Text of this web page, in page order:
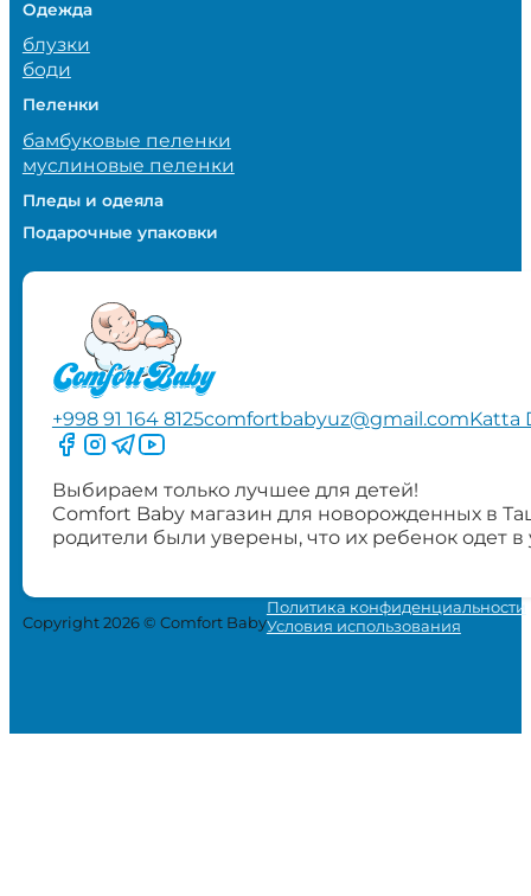
Одежда
блузки
боди
Пеленки
бамбуковые пеленки
муслиновые пеленки
Пледы и одеяла
Подарочные упаковки
+998 91 164 8125comfortbabyuz@gmail.comKatta
Следите за нами на Facebook
Следите за нами в Instagram
Следите за нами в Telegram
Следите за нами в YouTube
Выбираем только лучшее для детей!
Comfort Baby магазин для новорожденных в
родители были уверены, что их ребенок одет
Copyright 2026 © Comfort Baby
Политика конфиденциальности
Условия использования